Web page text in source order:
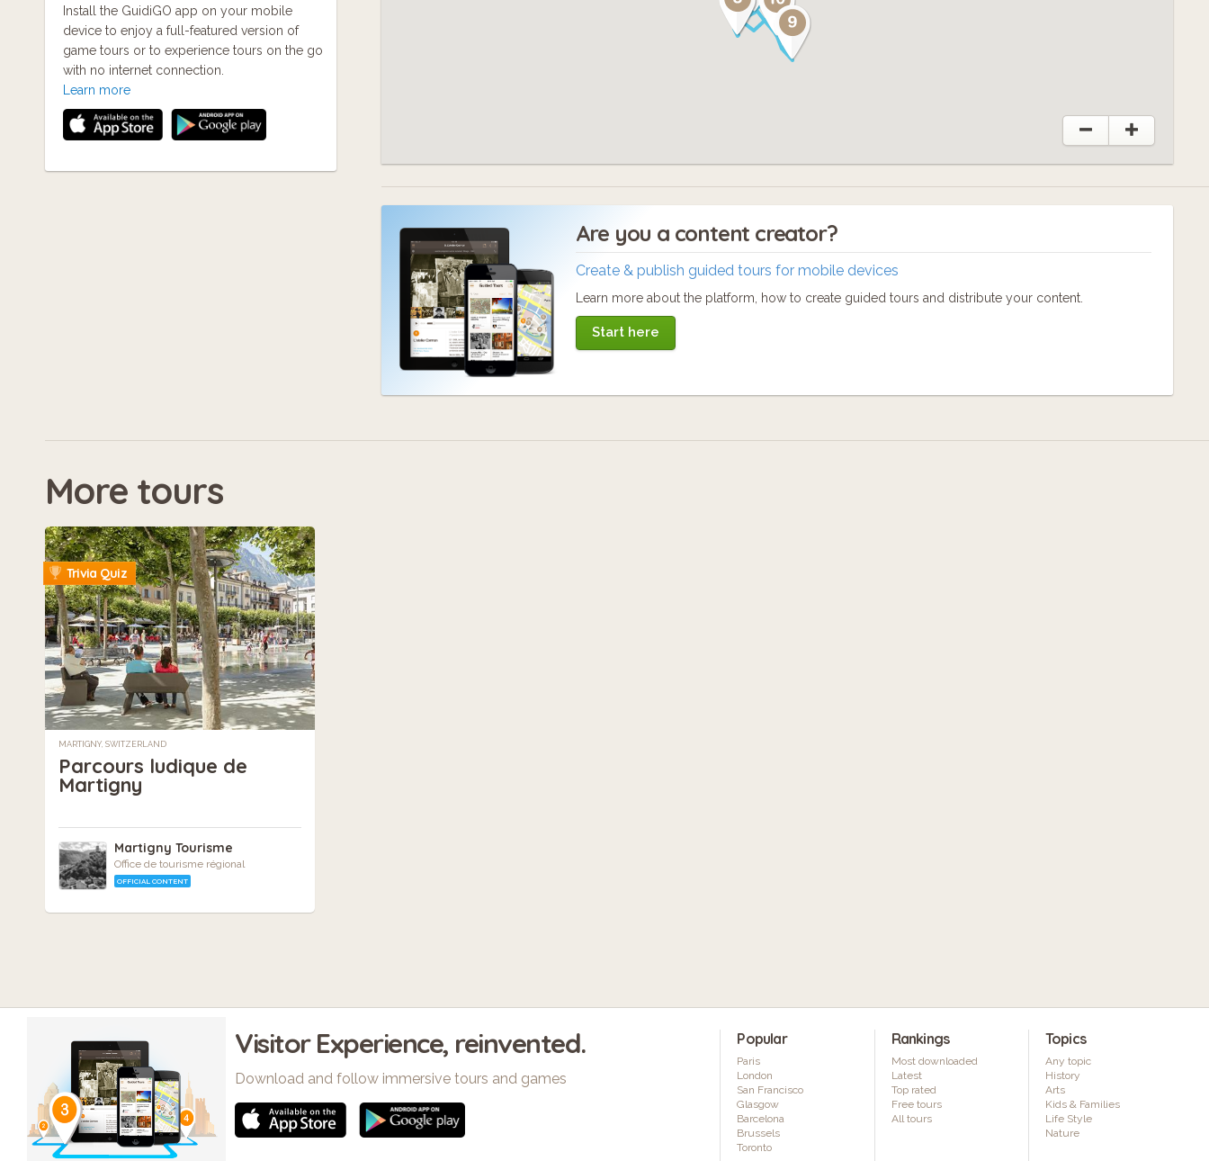
Install the GuidiGO app on your mobile
device to enjoy a full-featured version of
game tours or to experience tours on the go
with no internet connection.
Learn more
Are you a content creator?
Create & publish guided tours for mobile devices
Learn more about the platform, how to create guided tours and distribute your content.
Start here
More tours
Trivia Quiz
MARTIGNY, SWITZERLAND
Parcours ludique de
Martigny
Martigny Tourisme
Office de tourisme régional
OFFICIAL CONTENT
Visitor Experience, reinvented.
Download and follow immersive tours and games
Popular
Paris
London
San Francisco
Glasgow
Barcelona
Brussels
Toronto
Rankings
Most downloaded
Latest
Top rated
Free tours
All tours
Topics
Any topic
History
Arts
Kids & Families
Life Style
Nature